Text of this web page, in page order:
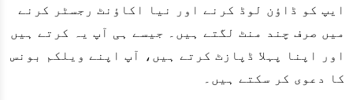
ایپ کو ڈاؤن لوڈ کرنے اور نیا اکاؤنٹ رجسٹر کرنے
میں صرف چند منٹ لگتے ہیں۔ جیسے ہی آپ یہ کرتے ہیں
اور اپنا پہلا ڈپازٹ کرتے ہیں، آپ اپنے ویلکم بونس
کا دعوی کر سکتے ہیں۔